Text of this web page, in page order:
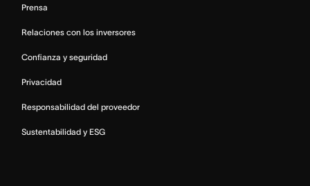
Prensa
Relaciones con los inversores
Confianza y seguridad
Privacidad
Responsabilidad del proveedor
Sustentabilidad y ESG